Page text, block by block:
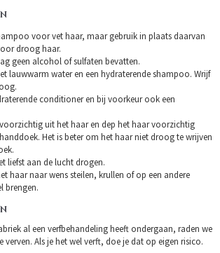
voor vet haar, maar gebruik in plaats daarvan
droog haar.
geen alcohol of sulfaten bevatten.
lauwwarm water en een hydraterende shampoo. Wrijf
conditioner en bij voorkeur ook een
uit het haar en dep het haar voorzichtig
Het is beter om het haar niet droog te wrijven
liefst aan de lucht drogen.
haar naar wens steilen, krullen of op een andere
brengen.
al een verfbehandeling heeft ondergaan, raden we
verven. Als je het wel verft, doe je dat op eigen risico.